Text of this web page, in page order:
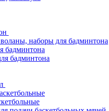
наборы для бадминтона
бадминтона
бадминтона